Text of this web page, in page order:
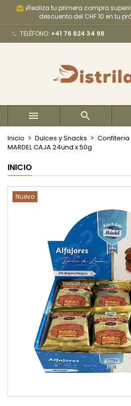
card_giftcard ¡Realiza tu primera compra
descuento del CHF 10 en tu
TELÉFONO: +41 76 624 34 98
 
Inicio Dulces y Snacks Confiteria
MARDEL CAJA 24und x 50g
INICIO
Nuevo
My wishlists
add_circle_outline Create new list
Crear lista de
Iniciar sesión
Debe iniciar sesión para
Cancelar